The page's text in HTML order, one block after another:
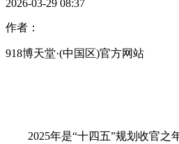
2026-03-29 08:37
作者：
918博天堂·(中国区)官方网站
2025年是“十四五”规划收官之年